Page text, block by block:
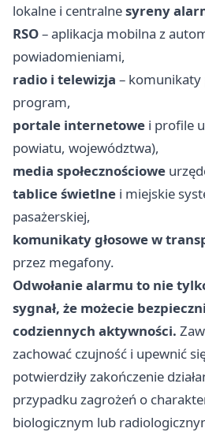
lokalne i centralnesyreny
RSO– aplikacja mobilna z
powiadomieniami,
radio i telewizja – komunikaty
program,
portale internetowe i profile
powiatu, województwa),
media społecznościowe
tablice świetlne i miejskie
pasażerskiej,
komunikaty głosowe w
przez megafony.
Odwołanie alarmu to nie
sygnał, że możecie
codziennych aktywności.
zachować czujność i upewnić
potwierdziły zakończenie
przypadku zagrożeń o
biologicznym lub